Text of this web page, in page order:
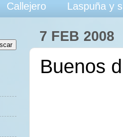
Callejero Laspuña y
7 FEB 2008
Buenos